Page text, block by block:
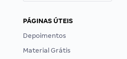
PÁGINAS ÚTEIS
Depoimentos
Material Grátis